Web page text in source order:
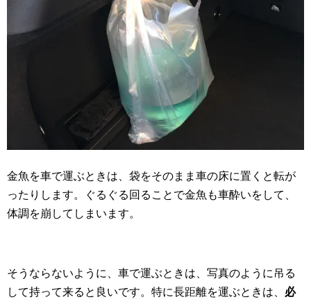
金魚を車で運ぶときは、袋をそのまま車の床に置くと転が
ったりします。ぐるぐる回ることで金魚も車酔いをして、
体調を崩してしまいます。
そうならないように、車で運ぶときは、写真のように吊る
して持って来ると良いです。特に長距離を運ぶときは、 必